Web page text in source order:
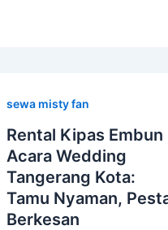
sewa misty fan
Rental Kipas Embun
Acara Wedding
Tangerang Kota:
Tamu Nyaman,
Berkesan